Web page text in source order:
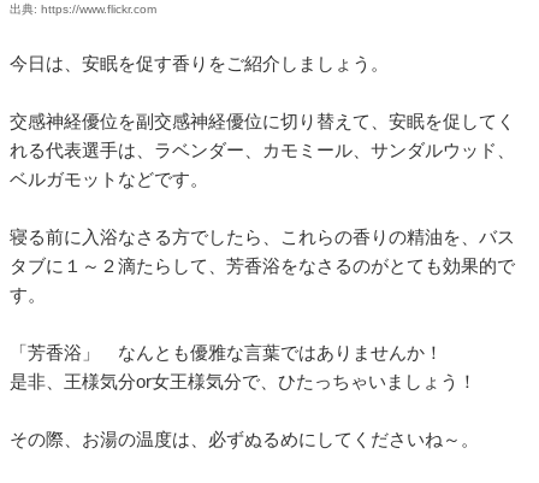
出典: https://www.flickr.com
今日は、安眠を促す香りをご紹介しましょう。
交感神経優位を副交感神経優位に切り替えて、安眠を促してく
れる代表選手は、ラベンダー、カモミール、サンダルウッド、
ベルガモットなどです。
寝る前に入浴なさる方でしたら、これらの香りの精油を、バス
タブに１～２滴たらして、芳香浴をなさるのがとても効果的で
す。
「芳香浴」 なんとも優雅な言葉ではありませんか！
是非、王様気分or女王様気分で、ひたっちゃいましょう！
その際、お湯の温度は、必ずぬるめにしてくださいね～。